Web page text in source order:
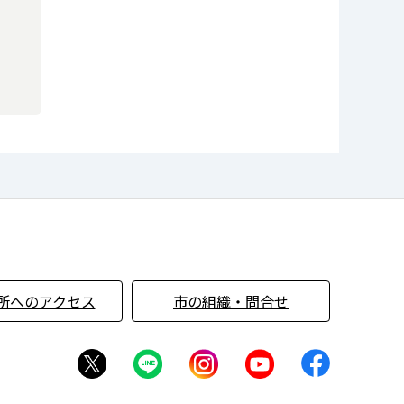
へのアクセス 市の組織・問合せ